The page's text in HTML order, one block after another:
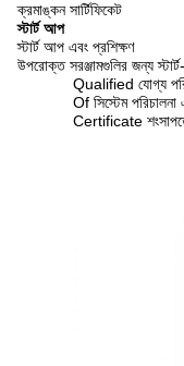
ক্রমাঙ্কন সার্টিফিকেট
স্টার্ট আপ
স্টার্ট আপ এবং প্রশিক্ষণ
উপরোক্ত সরঞ্জামগুলির জন্য
Qualified যোগ্য
Of সিস্টেম পরিচালনা
Certificate